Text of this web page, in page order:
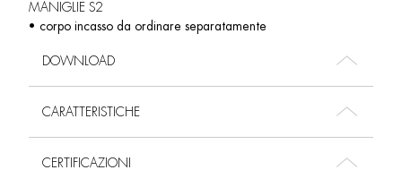
MANIGLIE S2
• corpo incasso da ordinare separatamente
DOWNLOAD
CARATTERISTICHE
CERTIFICAZIONI